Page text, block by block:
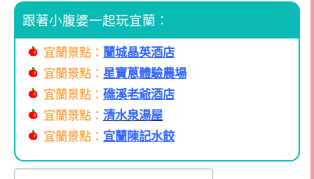
跟著小腹婆一起玩宜蘭：
宜蘭景點： 蘭城晶英酒店
宜蘭景點： 星寶蔥體驗農場
宜蘭景點： 礁溪老爺酒店
宜蘭景點： 清水泉湯屋
宜蘭景點： 宜蘭陳記水餃